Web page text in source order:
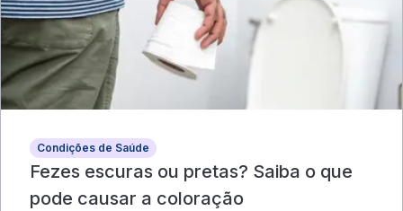
Condições de Saúde
Fezes escuras ou pretas? Saiba o que
pode causar a coloração